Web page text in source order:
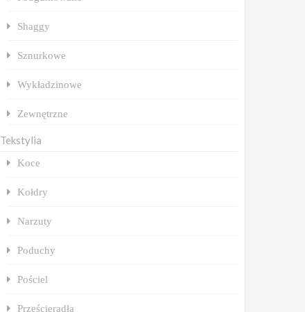
Shaggy
Sznurkowe
Wykładzinowe
Zewnętrzne
Tekstylia
Koce
Kołdry
Narzuty
Poduchy
Pościel
Prześcieradła